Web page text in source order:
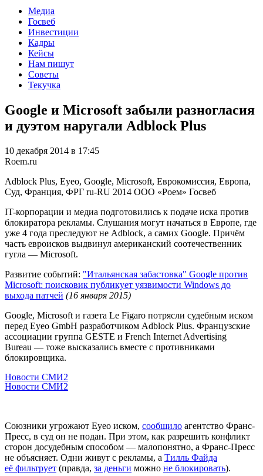
Медиа
Госвеб
Инвестиции
Кадры
Кейсы
Нам пишут
Советы
Текучка
Google и Microsoft забыли разногласия
и дуэтом наругали Adblock Plus
10 декабря 2014 в 17:45
Roem.ru
Adblock Plus, Eyeo, Google, Microsoft, Еврокомиссия, Европа,
Суд, Франция, ФРГ ru-RU 2014 ООО «Роем» Госвеб
IT-корпорации и медиа подготовились к подаче иска против
блокиратора рекламы. Слушания могут начаться в Европе, где
уже 4 года преследуют не Adblock, а самих Google. Причём
часть евроисков выдвинул американский соотечественник
гугла — Microsoft.
Развитие событий: "Итальянская забастовка" Google против
Microsoft: поисковик публикует уязвимости Windows до
выхода патчей (16 января 2015)
Google, Microsoft и газета Le Figaro потрясли судебным иском
перед Eyeo GmbH разработчиком Adblock Plus. Французские
ассоциации группа GESTE и French Internet Advertising
Bureau — тоже высказались вместе с противниками
блокировщика.
Новости СМИ2
Новости СМИ2
Союзники угрожают Eyeo иском, сообщило агентство Франс-
Пресс, в суд он не подан. При этом, как разрешить конфликт
сторон досудебным способом — малопонятно, а Франс-Пресс
не объясняет. Одни живут с рекламы, а Тилль Файда
её фильтрует (правда, за деньги можно не блокировать).